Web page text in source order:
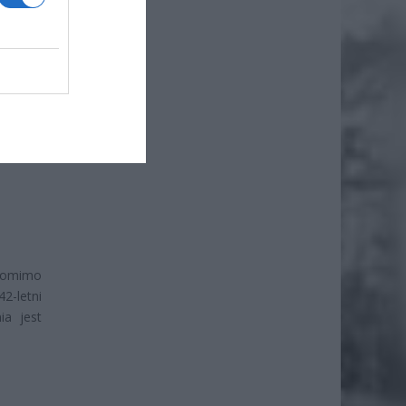
letni
jest